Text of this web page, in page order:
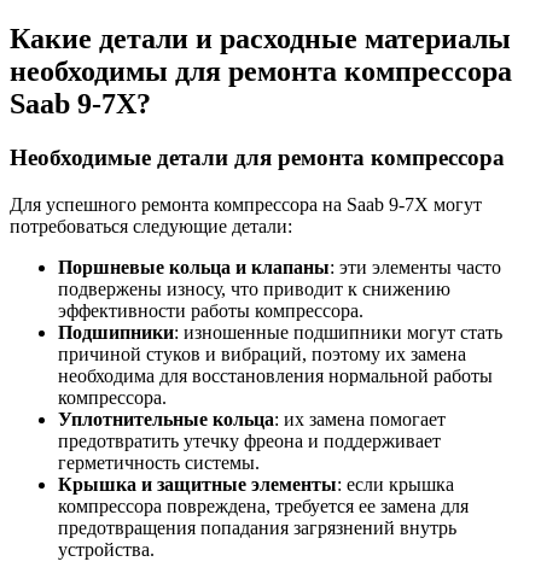
Какие детали и расходные материалы
необходимы для ремонта компрессора
Saab 9-7X?
Необходимые детали для ремонта компрессора
Для успешного ремонта компрессора на Saab 9-7X могут
потребоваться следующие детали:
Поршневые кольца и клапаны: эти элементы часто
подвержены износу, что приводит к снижению
эффективности работы компрессора.
Подшипники: изношенные подшипники могут стать
причиной стуков и вибраций, поэтому их замена
необходима для восстановления нормальной работы
компрессора.
Уплотнительные кольца: их замена помогает
предотвратить утечку фреона и поддерживает
герметичность системы.
Крышка и защитные элементы: если крышка
компрессора повреждена, требуется ее замена для
предотвращения попадания загрязнений внутрь
устройства.